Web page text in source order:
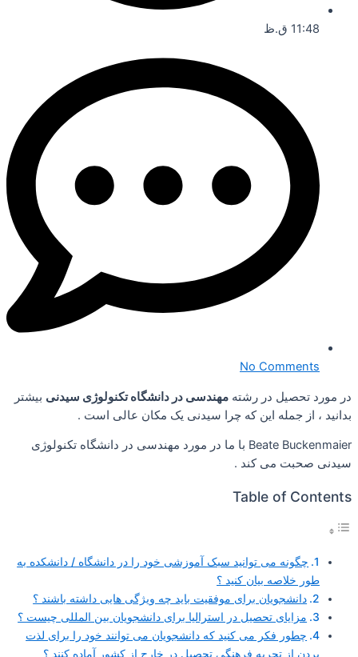
11:48 ق.ظ
No Comments
در مورد تحصیل در رشته مهندسی در دانشگاه تکنولوژی سیدنی بیشتر
بدانید ، از جمله این که چرا سیدنی یک مکان عالی است .
Beate Buckenmaier با ما در مورد مهندسی در دانشگاه تکنولوژی
سیدنی صحبت می کند .
Table of Contents
چگونه می توانید سبک آموزشی خود را در دانشگاه / دانشکده به
طور خلاصه بیان کنید ؟
دانشجویان برای موفقیت باید چه ویژگی هایی داشته باشند ؟
مزایای تحصیل در استرالیا برای دانشجویان بین المللی چیست ؟
چطور فکر می کنید که دانشجویان می توانند خود را برای لذت
بردن از تجربه فرهنگی تحصیل در خارج از کشور آماده کنند ؟